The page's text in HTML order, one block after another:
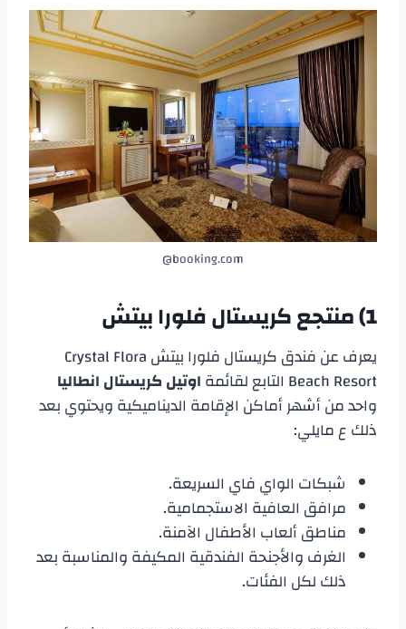
booking.com@
1) منتجع كريستال فلورا بيتش
يعرف عن فندق كريستال فلورا بيتش Crystal Flora
Beach Resort التابع لقائمة
اوتيل كريستال انطاليا
واحد من أشهر أماكن الإقامة الديناميكية ويحتوي بعد
ذلك ع مايلي:
شبكات الواي فاي السريعة.
مرافق العافية الاستجمامية.
مناطق ألعاب الأطفال الآمنة.
الغرف والأجنحة الفندقية المكيفة والمناسبة بعد
ذلك لكل الفئات.